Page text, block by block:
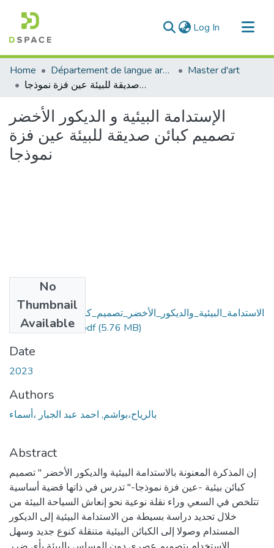
Log In (current)
Communities & Collections
All of DSpace
Statistics
Home Département de langue arabe
Master d'art
الإستدامة البيئية و الديكور الأخضر تصميم كبائن صديقة للبيئة عين فزة نموذجا
الإستدامة البيئية و الديكور الأخضر
تصميم كبائن صديقة للبيئة عين فزة
نموذجا
No
Thumbnail
Available
الاستدامة_البيئية_والديكور_الأخضر_تصميم_كبائن_صديقة_للبيئة_
عين_فزة_أنموذجا.pdf(5.76 MB)
Date
2023
Authors
بالرياح،بواشم, احمد عبد الجبار ،أسماء
Abstract
إن المذكرة المعنونة بالاستدامة البيئية والديكور الأخضر " تصميم
كبائن بيئية -عين فزة نموذجا-" تدرس في ذاتها قضية أساسية
تتلخص في السعي وراء نقلة نوعية نحو إنعاش السياحة البيئة من
خلال تحديد دراسة بسيطة من الاستدامة البيئية إلى الديكور
المستدام وصولا إلى الكبائن البيئية متنقلة كنوع جديد وسهل